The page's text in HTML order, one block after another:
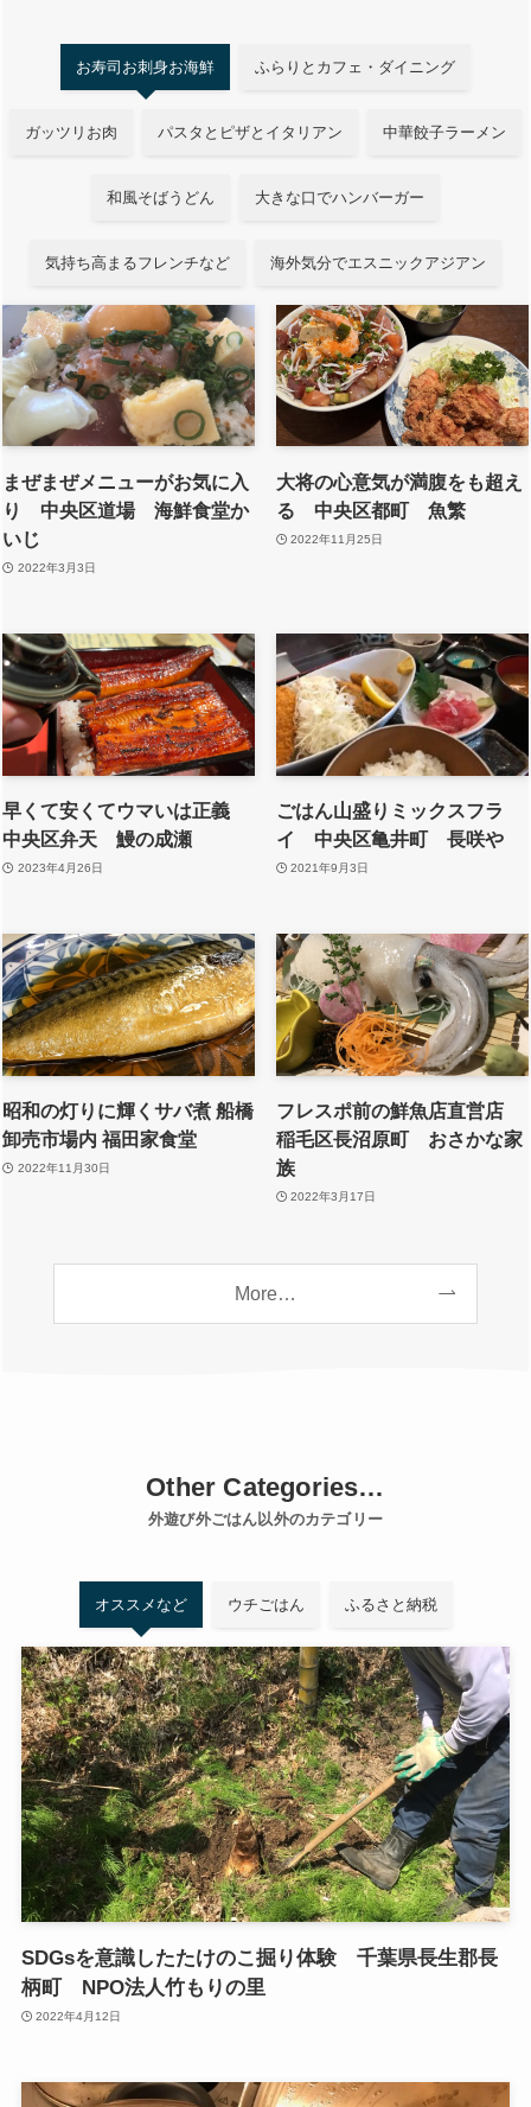
お寿司お刺身お海鮮 ふらりとカフェ・ダイニング
ガッツリお肉 パスタとピザとイタリアン 中華餃子ラーメン
和風そばうどん 大きな口でハンバーガー
気持ち高まるフレンチなど 海外気分でエスニックアジアン
まぜまぜメニューがお気に入
り 中央区道場 海鮮食堂か
いじ
2022年3月3日
大将の心意気が満腹をも超え
る 中央区都町 魚繁
2022年11月25日
早くて安くてウマいは正義
中央区弁天 鰻の成瀬
2023年4月26日
ごはん山盛りミックスフラ
イ 中央区亀井町 長咲や
2021年9月3日
昭和の灯りに輝くサバ煮 船橋
卸売市場内 福田家食堂
2022年11月30日
フレスポ前の鮮魚店直営店
稲毛区長沼原町 おさかな家
族
2022年3月17日
More…
Other Categories…
外遊び外ごはん以外のカテゴリー
オススメなど ウチごはん ふるさと納税
SDGsを意識したたけのこ掘り体験 千葉県長生郡長
柄町 NPO法人竹もりの里
2022年4月12日